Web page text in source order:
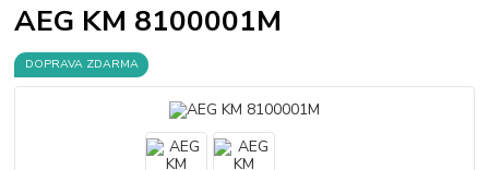
AEG KM 8100001M
DOPRAVA ZDARMA